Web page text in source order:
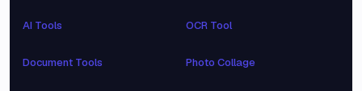
AI Tools
Document Tools
OCR Tool
Photo Collage